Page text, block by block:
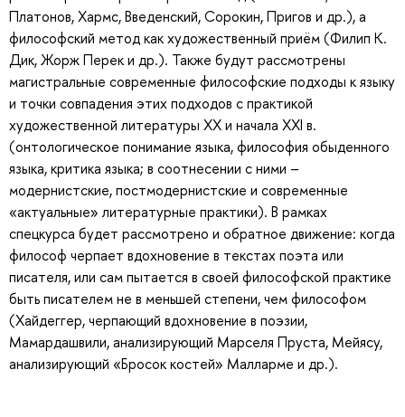
Платонов, Хармс, Введенский, Сорокин, Пригов и др.), а
философский метод как художественный приём (Филип К.
Дик, Жорж Перек и др.). Также будут рассмотрены
магистральные современные философские подходы к языку
и точки совпадения этих подходов с практикой
художественной литературы XX и начала XXI в.
(онтологическое понимание языка, философия обыденного
языка, критика языка; в соотнесении с ними –
модернистские, постмодернистские и современные
«актуальные» литературные практики). В рамках
спецкурса будет рассмотрено и обратное движение: когда
философ черпает вдохновение в текстах поэта или
писателя, или сам пытается в своей философской практике
быть писателем не в меньшей степени, чем философом
(Хайдеггер, черпающий вдохновение в поэзии,
Мамардашвили, анализирующий Марселя Пруста, Мейясу,
анализирующий «Бросок костей» Малларме и др.).